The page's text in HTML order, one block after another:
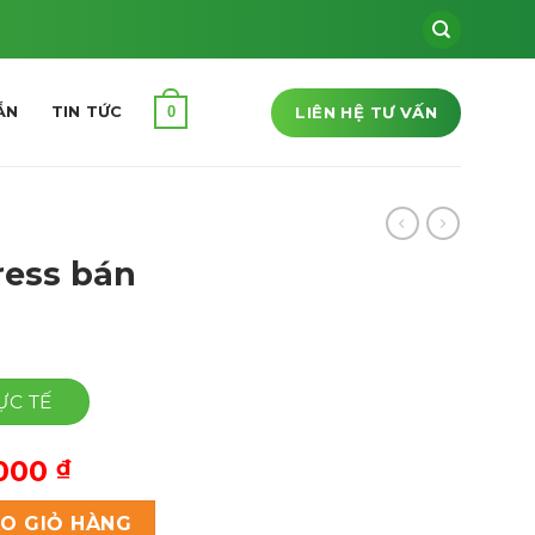
TIN TỨC 0 LIÊN HỆ TƯ VẤN
bán
TẾ
₫Giá
hiện
tại
số lượng
GIỎ HÀNG